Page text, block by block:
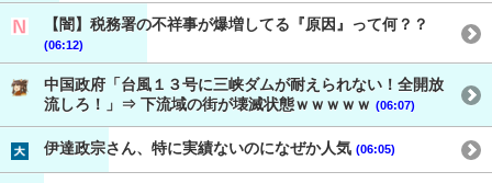
【闇】税務署の不祥事が爆増してる『原因』って何？？
(06:12)
中国政府「台風１３号に三峡ダムが耐えられない！全開放
流しろ！」⇒ 下流域の街が壊滅状態ｗｗｗｗｗ (06:07)
伊達政宗さん、特に実績ないのになぜか人気 (06:05)